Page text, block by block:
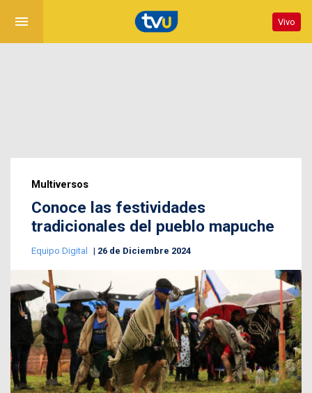
menu Vivo
Multiversos
Conoce las festividades
tradicionales del pueblo mapuche
Equipo Digital 26 de Diciembre 2024